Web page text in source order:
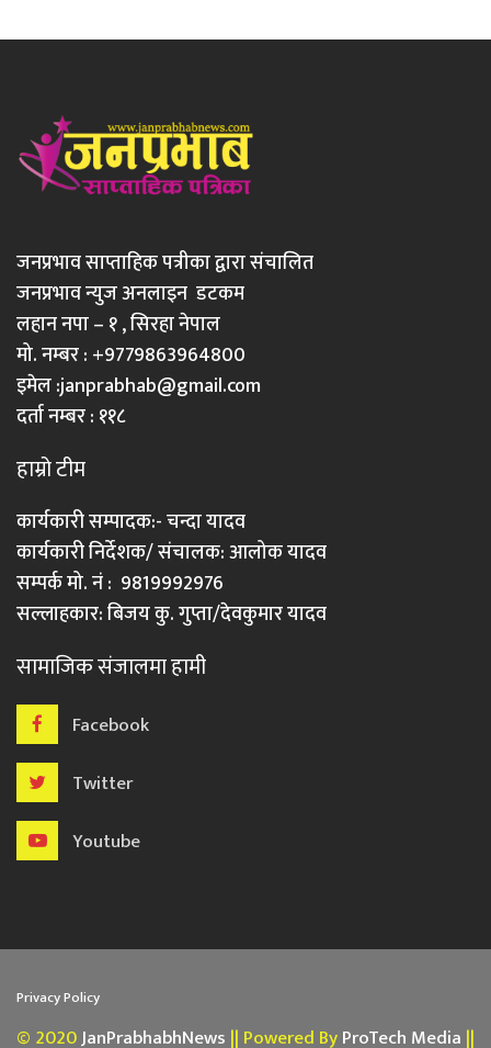
जनप्रभाव साप्ताहिक पत्रीका द्वारा संचालित
जनप्रभाव न्युज अनलाइन डटकम
लहान नपा – १ , सिरहा नेपाल
मो. नम्बर : +9779863964800
इमेल :janprabhab@gmail.com
दर्ता नम्बर : ११८
हाम्रो टीम
कार्यकारी सम्पादक:- चन्दा यादव
कार्यकारी निर्देशक/ संचालक: आलोक यादव
सम्पर्क मो. नं : 9819992976
सल्लाहकार: बिजय कु. गुप्ता/देवकुमार यादव
सामाजिक संजालमा हामी
Facebook
Twitter
Youtube
Privacy Policy
© 2020JanPrabhabhNews || Powered ByProTech Media ||